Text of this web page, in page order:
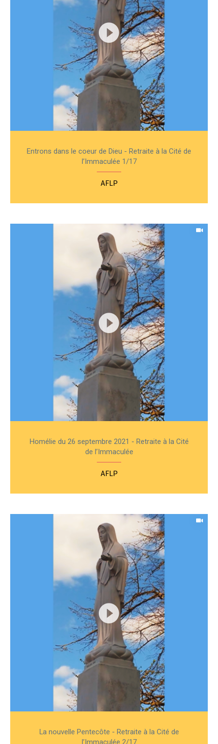
Entrons dans le coeur de Dieu - Retraite à la Cité de
l’Immaculée 1/17
AFLP
Homélie du 26 septembre 2021 - Retraite à la Cité
de l’Immaculée
AFLP
La nouvelle Pentecôte - Retraite à la Cité de
l’Immaculée 2/17